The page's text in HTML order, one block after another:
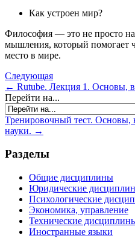
Как устроен мир?
Философия — это не просто
мышления, который помогает
место в мире.
Следующая
← Rutube. Лекция 1. Основы,
Перейти на...
Тренировочный тест. Основы,
науки. →
Разделы
Общие дисциплины
Юридические
Психологические
Экономика, управление
Технические
Иностранные языки